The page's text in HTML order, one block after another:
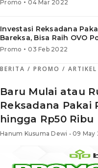
Promo 04 Mar 2022
Investasi Reksadana
Bareksa, Bisa Raih OVO
Promo • 03 Feb 2022
BERITA / PROMO / ARTIKEL
Baru Mulai atau
Reksadana Pakai
hingga Rp50 Ribu
Hanum Kusuma Dewi • 09 May